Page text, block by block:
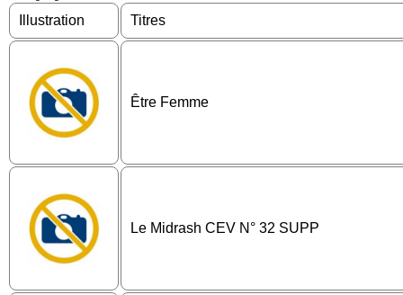
Illustration Titres
Être Femme
Le Midrash CEV N° 32 SUPP